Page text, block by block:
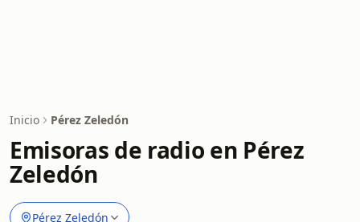
Inicio Pérez Zeledón
Emisoras de radio en Pérez
Zeledón
Pérez Zeledón